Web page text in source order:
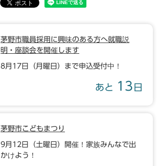
茅野市職員採用に興味のある方へ就職説
明・座談会を開催します
8月17日（月曜日）まで申込受付中！
あと 13 日
茅野市こどもまつり
9月12日（土曜日）開催！家族みんなで出
かけよう！